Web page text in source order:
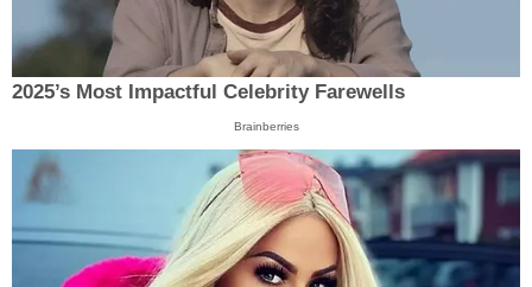
2025’s Most Impactful Celebrity Farewells
Brainberries